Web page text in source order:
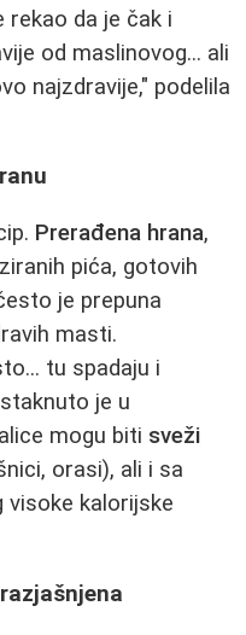
da je čak i
od maslinovog... ali
najzdravije," podelila
Prerađena hrana,
pića, gotovih
je prepuna
masti.
tu spadaju i
je u
mogu biti sveži
orasi), ali i sa
visoke kalorijske